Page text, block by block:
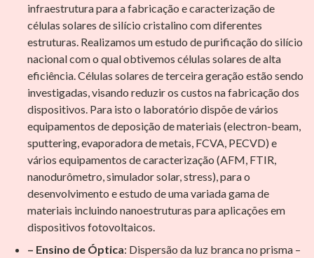
infraestrutura para a fabricação e caracterização de
células solares de silício cristalino com diferentes
estruturas. Realizamos um estudo de purificação do silício
nacional com o qual obtivemos células solares de alta
eficiência. Células solares de terceira geração estão sendo
investigadas, visando reduzir os custos na fabricação dos
dispositivos. Para isto o laboratório dispõe de vários
equipamentos de deposição de materiais (electron-beam,
sputtering, evaporadora de metais, FCVA, PECVD) e
vários equipamentos de caracterização (AFM, FTIR,
nanodurômetro, simulador solar, stress), para o
desenvolvimento e estudo de uma variada gama de
materiais incluindo nanoestruturas para aplicações em
dispositivos fotovoltaicos.
– Ensino de Óptica: Dispersão da luz branca no prisma –